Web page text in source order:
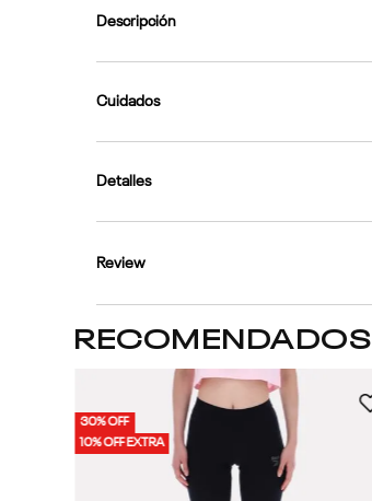
Descripción
Cuidados
Detalles
Review
RECOMENDADOS
30% OFF
10% OFF EXTRA